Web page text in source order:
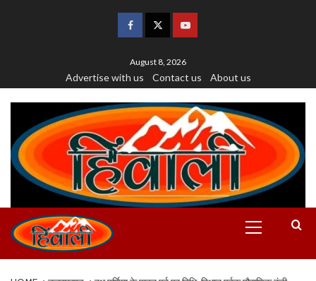
August 8, 2026
Advertise with us Contact us About us